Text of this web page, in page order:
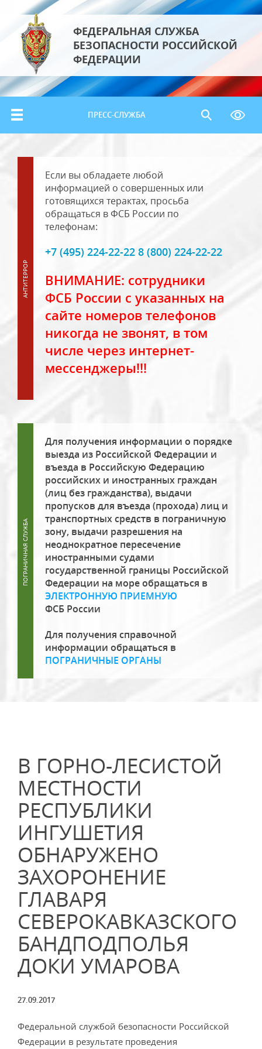
ФЕДЕРАЛЬНАЯ СЛУЖБА
БЕЗОПАСНОСТИ РОССИЙСКОЙ
ФЕДЕРАЦИИ
ПРЕСС-СЛУЖБА
Если вы обладаете любой
информацией о совершенных или
готовящихся терактах, просьба
обращаться в ФСБ России по
телефонам:
+7 (495) 224-22-22 8 (800) 224-22-22
ВНИМАНИЕ: сотрудники
ФСБ России с указанных на
сайте номеров телефонов
никогда не звонят, в том
числе через интернет-
мессенджеры!!!
Для получения информации о порядке
выезда из Российской Федерации и
въезда в Российскую Федерацию
российских и иностранных граждан
(лиц без гражданства), выдачи
пропусков для въезда (прохода) лиц и
транспортных средств в пограничную
зону, выдачи разрешения на
неоднократное пересечение
иностранными судами
государственной границы Российской
Федерации на море обращаться в
ЭЛЕКТРОННУЮ ПРИЕМНУЮ
ФСБ России
Для получения справочной
информации обращаться в
ПОГРАНИЧНЫЕ ОРГАНЫ
В ГОРНО-ЛЕСИСТОЙ
МЕСТНОСТИ
РЕСПУБЛИКИ
ИНГУШЕТИЯ
ОБНАРУЖЕНО
ЗАХОРОНЕНИЕ
ГЛАВАРЯ
СЕВЕРОКАВКАЗСКОГО
БАНДПОДПОЛЬЯ
ДОКИ УМАРОВА
27.09.2017
Федеральной службой безопасности Российской
Федерации в результате проведения